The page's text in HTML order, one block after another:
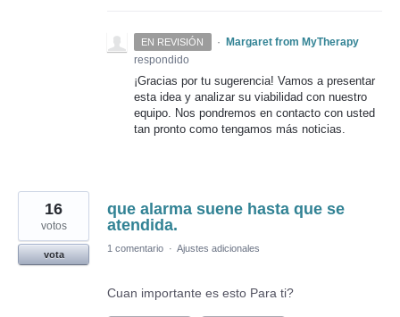
EN REVISIÓN ·
Margaret from MyTherapy
respondido
¡Gracias por tu sugerencia! Vamos a presentar
esta idea y analizar su viabilidad con nuestro
equipo. Nos pondremos en contacto con usted
tan pronto como tengamos más noticias.
que alarma suene hasta que se
atendida.
16
votos
vota
1 comentario · Ajustes adicionales
Cuan importante es esto Para ti?